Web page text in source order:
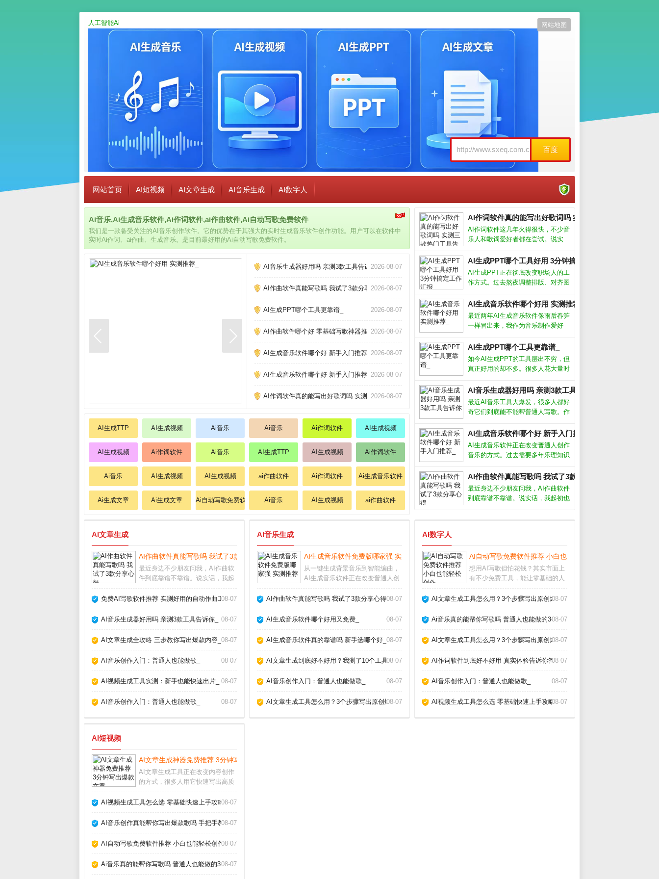
人工智能Ai
百度
网站地图
网站首页 AI短视频 AI文章生成 AI音乐生成 AI数字人
Ai音乐,Ai生成音乐软件,Ai作词软件,ai作曲软件,Ai自动写歌免费软件
我们是一款备受关注的AI音乐创作软件。它的优势在于其强大的实时生成音乐软件创作功能。用户可以在软件中
实时Ai作词、ai作曲、生成音乐。是目前最好用的Ai自动写歌免费软件。
AI音乐生成器好用吗 亲测3款工具告诉你_2026-08-07
AI作曲软件真能写歌吗 我试了3款分享心得_2026-08-07
AI生成PPT哪个工具更靠谱_ 2026-08-07
AI作曲软件哪个好 零基础写歌神器推荐_2026-08-07
AI生成音乐软件哪个好 新手入门推荐_ 2026-08-07
AI生成音乐软件哪个好 新手入门推荐_ 2026-08-07
AI作词软件真的能写出好歌词吗 实测三款热门工具告诉你答案_
2026-08-07
AI生成TTP AI生成视频 Ai音乐 Ai音乐 Ai作词软件 AI生成视频
AI生成视频 Ai作词软件 Ai音乐 AI生成TTP AI生成视频 Ai作词软件
Ai音乐 AI生成视频 AI生成视频 ai作曲软件 Ai作词软件 Ai生成音乐软件
Ai生成文章 Ai生成文章 Ai自动写歌免费软件 Ai音乐 AI生成视频 ai作曲软件
AI作词软件真的能写出好歌词吗 实测三款热门工具告诉你
AI作词软件这几年火得很快，不少音
乐人和歌词爱好者都在尝试。说实
词讲究情感和意境，机器能懂吗？但
用了十几款工具后，我发现它们确实
能提供灵感，甚至写出令人惊艳的句
AI生成PPT哪个工具好用 3分钟搞定工作汇报_
AI生成PPT正在彻底改变职场人的工
作方式。过去熬夜调整排版、对齐图
就能完成。从实际体验来看，这类工
具并非简单套模板，而是根据文字内
容自动生成逻辑清晰、设计专业的幻
AI生成音乐软件哪个好用 实测推荐_
最近两年AI生成音乐软件像雨后春笋
一样冒出来，我作为音乐制作爱好
遍。说实话，从最初的简单旋律生
成，到现在能产出接近专业编曲的完
整作品，进步速度让人惊叹。今天就
AI生成PPT哪个工具更靠谱_
如今AI生成PPT的工具层出不穷，但
真正好用的却不多。很多人花大量时
AI一键生成。本文结合我使用多款工
具的实测经验，帮你避开那些“假智
能”的坑，找到最适合自己的AI做P
AI音乐生成器好用吗 亲测3款工具告诉你_
最近AI音乐工具大爆发，很多人都好
奇它们到底能不能帮普通人写歌。作
者，我发现现在的AI音乐生成器已经
能产出相当完整的伴奏和人声，但离
完美还有距离。下面分享我的实测经
AI生成音乐软件哪个好 新手入门推荐_
AI生成音乐软件正在改变普通人创作
音乐的方式。过去需要多年乐理知识
成完整曲目。这些工具降低了门槛，
但也带来选择难题：功能多不多、效
果好不好、要不要付费？AI生成音乐
AI作曲软件真能写歌吗 我试了3款分享心得_
最近身边不少朋友问我，AI作曲软件
到底靠谱不靠谱。说实话，我起初也
AI文章生成
AI作曲软件真能写歌吗 我试了3款分享心得_
最近身边不少朋友问我，AI作曲软
件到底靠谱不靠谱。说实话，我起
款之后，发现它们确实能快速生成
的新手。今天就把我的真实体验和
免费AI写歌软件推荐 实测好用的自动作曲工具_
08-07
AI音乐生成器好用吗 亲测3款工具告诉你_ 08-07
AI文章生成全攻略 三步教你写出爆款内容_ 08-07
AI音乐创作入门：普通人也能做歌_ 08-07
AI视频生成工具实测：新手也能快速出片_ 08-07
AI音乐创作入门：普通人也能做歌_ 08-07
AI音乐生成
AI生成音乐软件免费版哪家强 实测推荐_
从一键生成背景音乐到智能编曲，
AI生成音乐软件正在改变普通人创
作者、游戏开发者还是音乐爱好
版税的原创配乐。但面对市面上层
AI作曲软件真能写歌吗 我试了3款分享心得_08-07
AI生成音乐软件哪个好用又免费_ 08-07
AI生成音乐软件真的靠谱吗 新手选哪个好_ 08-07
AI文章生成到底好不好用？我测了10个工具告诉你真相_
08-07
AI音乐创作入门：普通人也能做歌_ 08-07
AI文章生成工具怎么用？3个步骤写出原创爆款_
08-07
AI数字人
AI自动写歌免费软件推荐 小白也能轻松创作_
想用AI写歌但怕花钱？其实市面上
有不少免费工具，能让零基础的人
实际使用体验出发，聊聊几款真正
绕过那些华而不实的坑。免费AI写
AI文章生成工具怎么用？3个步骤写出原创爆款_
08-07
Ai音乐真的能帮你写歌吗 普通人也能做的3个神器_
08-07
AI文章生成工具怎么用？3个步骤写出原创爆款_
08-07
AI作词软件到底好不好用 真实体验告诉你答案_
08-07
AI音乐创作入门：普通人也能做歌_ 08-07
AI视频生成工具怎么选 零基础快速上手攻略_08-07
AI短视频
AI文章生成神器免费推荐 3分钟写出爆款文章_
AI文章生成工具正在改变内容创作
的方式，很多人用它快速写出高质
吗？我用了半年多，从最初的怀疑
成助手而非主角。它能帮你突破灵
AI视频生成工具怎么选 零基础快速上手攻略_08-07
AI音乐创作真能帮你写出爆款歌吗 手把手教你玩转AI作歌_
08-07
AI自动写歌免费软件推荐 小白也能轻松创作_08-07
Ai音乐真的能帮你写歌吗 普通人也能做的3个神器_
08-07